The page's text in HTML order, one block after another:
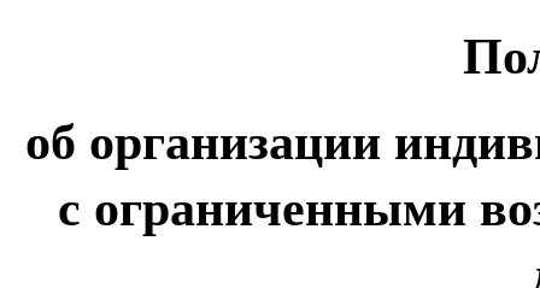
об организации
с ограниченными